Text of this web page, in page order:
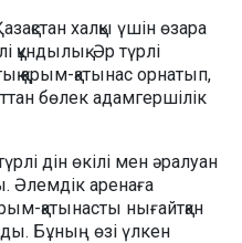
халқы үшін өзара
құндылық. Әр түрлі
қарым-қатынас орнатып,
бөлек адамгершілік
дін өкілі мен әралуан
Әлемдік аренаға
қатынасты нығайтқан
Бұның өзі үлкен